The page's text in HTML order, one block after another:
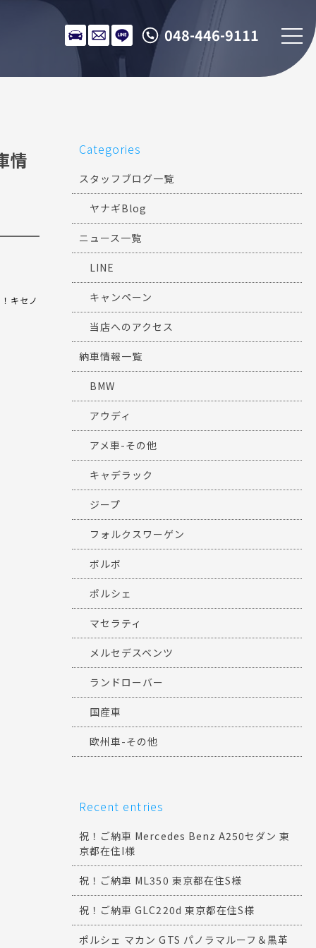
048-446-9111
情
キセノ
Categories
スタッフブログ一覧
ヤナギBlog
ニュース一覧
LINE
キャンペーン
当店へのアクセス
納車情報一覧
BMW
アウディ
アメ車-その他
キャデラック
ジープ
フォルクスワーゲン
ボルボ
ポルシェ
マセラティ
メルセデスベンツ
ランドローバー
国産車
欧州車-その他
Recent entries
祝！ご納車 Mercedes Benz A250セダン 東
京都在住I様
祝！ご納車 ML350 東京都在住S様
祝！ご納車 GLC220d 東京都在住S様
ポルシェ マカン GTS パノラマルーフ＆黒革